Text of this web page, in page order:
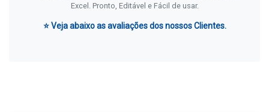
Excel. Pronto, Editável e Fácil de usar.
⭐ Veja abaixo as avaliações dos nossos Clientes.